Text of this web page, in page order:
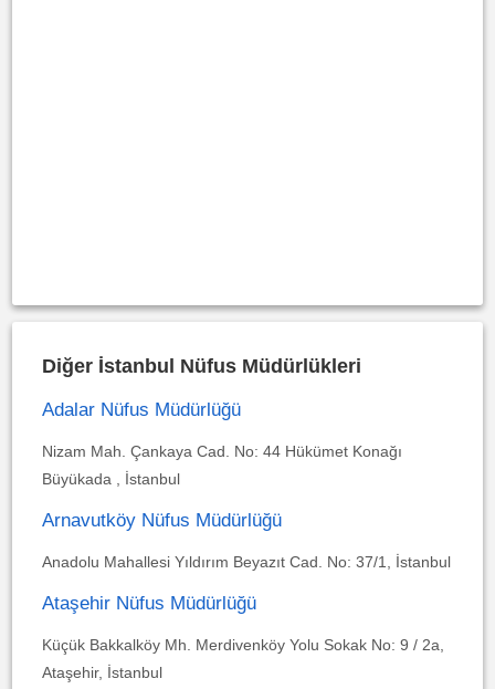
Diğer İstanbul Nüfus Müdürlükleri
Adalar Nüfus Müdürlüğü
Nizam Mah. Çankaya Cad. No: 44 Hükümet Konağı
Büyükada , İstanbul
Arnavutköy Nüfus Müdürlüğü
Anadolu Mahallesi Yıldırım Beyazıt Cad. No: 37/1, İstanbul
Ataşehir Nüfus Müdürlüğü
Küçük Bakkalköy Mh. Merdivenköy Yolu Sokak No: 9 / 2a,
Ataşehir, İstanbul